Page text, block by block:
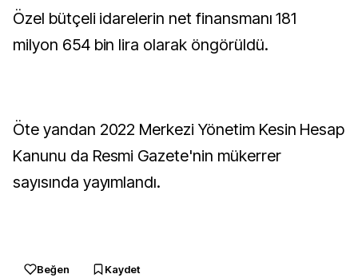
Özel bütçeli idarelerin net finansmanı 181
milyon 654 bin lira olarak öngörüldü.
Öte yandan 2022 Merkezi Yönetim Kesin Hesap
Kanunu da Resmi Gazete'nin mükerrer
sayısında yayımlandı.
Beğen Kaydet